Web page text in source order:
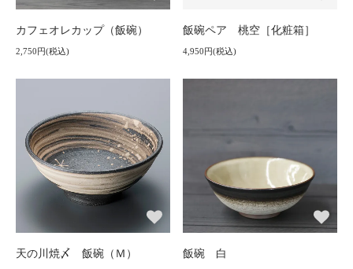
カフェオレカップ（飯碗）
2,750円(税込)
飯碗ペア 桃空［化粧箱］
4,950円(税込)
天の川焼〆 飯碗（Ｍ） 飯碗 白